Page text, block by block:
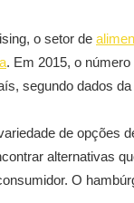
o setor de
. Em 2015, o
segundo dados
de opções
alternativas
O